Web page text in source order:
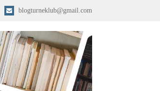
blogturneklub@gmail.com